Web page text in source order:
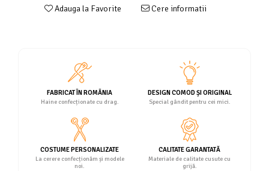
Adauga la Favorite Cere informatii
FABRICAT ÎN ROMÂNIA
Haine confecționate cu drag.
DESIGN COMOD ȘI ORIGINAL
Special gândit pentru cei mici.
COSTUME PERSONALIZATE
La cerere confecționăm și modele
noi.
CALITATE GARANTATĂ
Materiale de calitate cusute cu
grijă.